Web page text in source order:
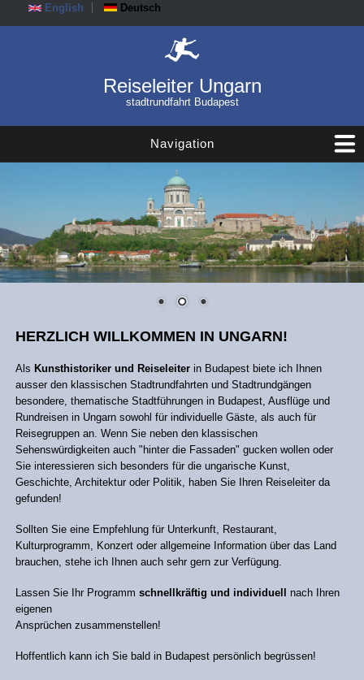
English Deutsch
Reiseleiter Ungarn
stadtrundfahrt Budapest
Navigation
HERZLICH WILLKOMMEN IN UNGARN!
Als Kunsthistoriker und Reiseleiterin Budapest biete ich Ihnen
ausser den klassischen Stadtrundfahrten und Stadtrundgängen
besondere, thematische Stadtführungen in Budapest, Ausflüge und
Rundreisen in Ungarn sowohl für individuelle Gäste, als auch für
Reisegruppen an. Wenn Sie neben den klassischen
Sehenswürdigkeiten auch "hinter die Fassaden" gucken wollen oder
Sie interessieren sich besonders für die ungarische Kunst,
Geschichte, Architektur oder Politik, haben Sie Ihren Reiseleiter da
gefunden!
Sollten Sie eine Empfehlung für Unterkunft, Restaurant,
Kulturprogramm, Konzert oder allgemeine Information über das Land
brauchen, stehe ich Ihnen auch sehr gern zur Verfügung.
Lassen Sie Ihr Programm schnellkräftig und individuell
nach Ihren
eigenen
Ansprüchen zusammenstellen!
Hoffentlich kann ich Sie bald in Budapest persönlich begrüssen!